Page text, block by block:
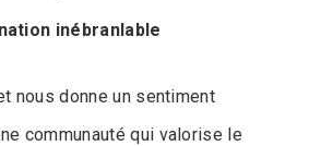
inébranlable
nous donne un sentiment
communauté qui valorise le